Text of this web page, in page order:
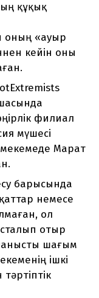
құқық
оның «ауыр
кейін оны
филиал
мүшесі
Марат
барысында
немесе
ол
отыр
шағым
ішкі